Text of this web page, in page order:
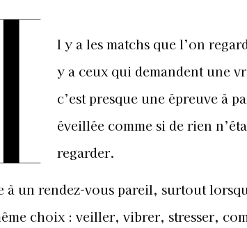
l y a les matchs que l’on
y a ceux qui demandent une
c’est presque une épreuve à
éveillée comme si de rien
regarder.
à un rendez-vous pareil, surtout
choix : veiller, vibrer, stresser,